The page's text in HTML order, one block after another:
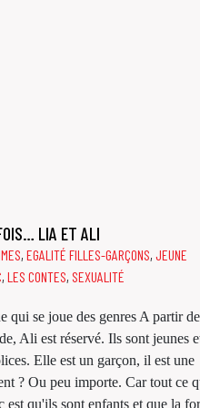
LIA ET ALI
, EGALITÉ FILLES-GARÇONS, JEUNE
, LES CONTES, SEXUALITÉ
qui se joue des genres A partir
Ali est réservé. Ils sont jeunes
Elle est un garçon, il est une
? Ou peu importe. Car tout ce
est qu'ils sont enfants et que la